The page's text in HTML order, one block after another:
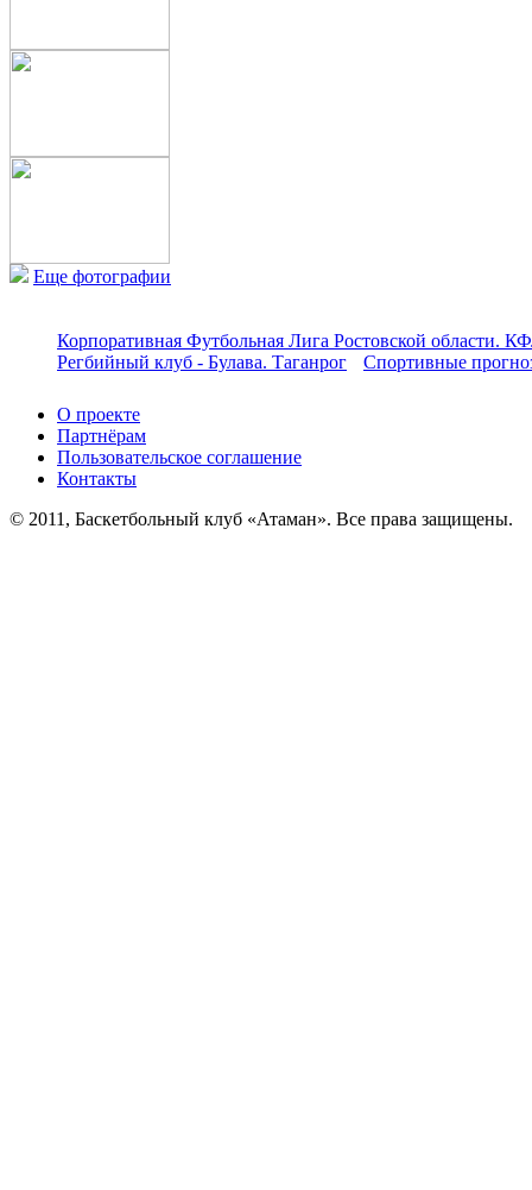
Еще фотографии
Корпоративная Футбольная Лига Ростовской области.
Регбийный клуб - Булава. Таганрог
Спортивные
О проекте
Партнёрам
Пользовательское соглашение
Контакты
© 2011, Баскетбольный клуб «Атаман». Все права защищены.